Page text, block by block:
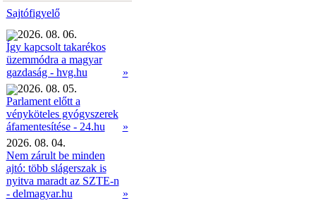
Sajtófigyelő
2026. 08. 06.
Így kapcsolt takarékos
üzemmódra a magyar
gazdaság - hvg.hu
»
2026. 08. 05.
Parlament előtt a
vényköteles gyógyszerek
áfamentesítése - 24.hu
»
2026. 08. 04.
Nem zárult be minden
ajtó: több slágerszak is
nyitva maradt az SZTE-n
- delmagyar.hu
»